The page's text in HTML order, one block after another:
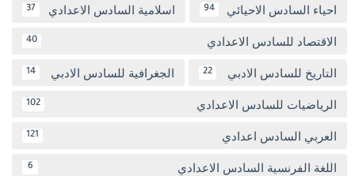
احياء السادس الاحيائي 94 اسلامية السادس الاعدادي 37
الاقتصاد للسادس الاعدادي 40
التاريخ للسادس الادبي 22 الجغرافية للسادس الادبي 14
الرياضيات للسادس الاعدادي 102
العربي السادس اعدادي 121
اللغة الفرنسية السادس الاعدادي 6